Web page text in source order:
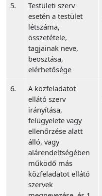
5.
Testületi szerv
esetén a testület
létszáma,
összetétele,
tagjainak neve,
beosztása,
elérhetősége
6.
A közfeladatot
ellátó szerv
irányítása,
felügyelete vagy
ellenőrzése alatt
álló, vagy
alárendeltségében
működő más
közfeladatot ellátó
szervek